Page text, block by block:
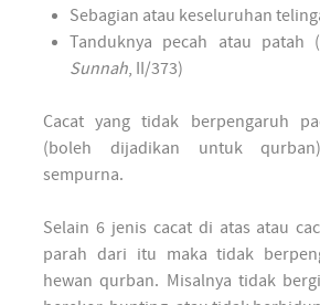
Sebagian atau keseluruhan
Tanduknya pecah atau patah
Sunnah, II/373)
Cacat yang tidak berpengaruh
(boleh dijadikan untuk
sempurna.
Selain 6 jenis cacat di atas atau
parah dari itu maka tidak
hewan qurban. Misalnya tidak